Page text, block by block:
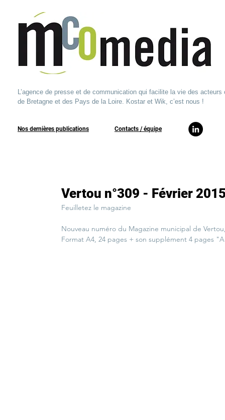
L’agence de presse et de communication qui facilite la vie des acteurs
de Bretagne et des Pays de la Loire. Kostar et Wik, c’est nous !
Nos dernières publications ​Contacts / équipe​
Vertou n°309 - Février
Feuilletez le magazine
Nouveau numéro du Magazine municipal de
Format A4, 24 pages + son supplément 4 pages